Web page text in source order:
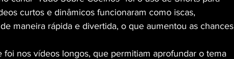
curtos e dinâmicos funcionaram como iscas,
maneira rápida e divertida, o que aumentou as chances
nos vídeos longos, que permitiam aprofundar o tema